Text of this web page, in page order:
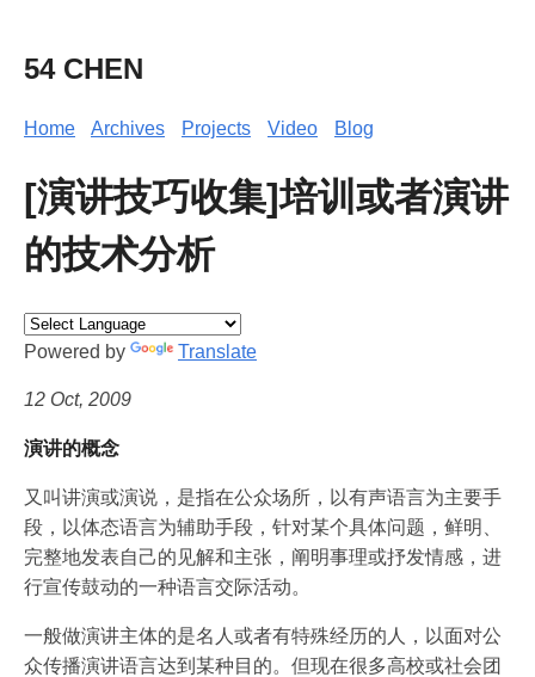
54 CHEN
Home Archives Projects Video Blog
[演讲技巧收集]培训或者演讲
的技术分析
Powered by Translate
12 Oct, 2009
演讲的概念
又叫讲演或演说，是指在公众场所，以有声语言为主要手
段，以体态语言为辅助手段，针对某个具体问题，鲜明、
完整地发表自己的见解和主张，阐明事理或抒发情感，进
行宣传鼓动的一种语言交际活动。
一般做演讲主体的是名人或者有特殊经历的人，以面对公
众传播演讲语言达到某种目的。但现在很多高校或社会团